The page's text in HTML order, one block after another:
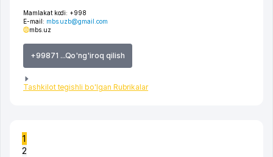
Mamlakat kodi: +998
E-mail: mbs.uzb@gmail.com
mbs.uz
+99871 ...Qo'ng'iroq qilish
Tashkilot tegishli bo'lgan Rubrikalar
1
2